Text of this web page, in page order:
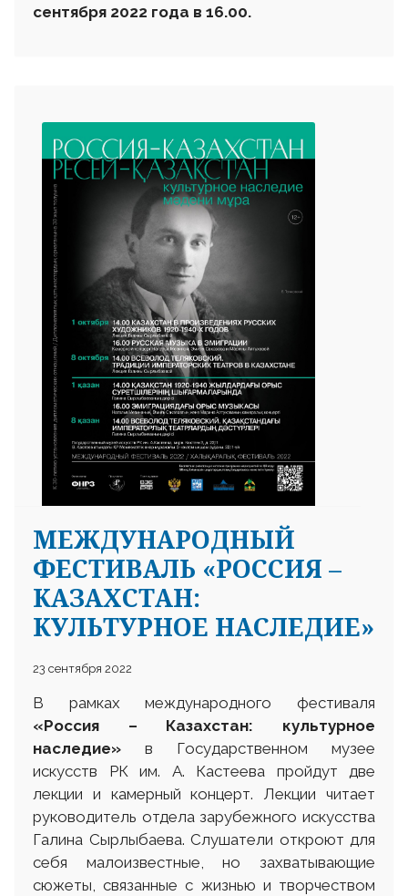
сентября 2022 года в 16.00.
МЕЖДУНАРОДНЫЙ
ФЕСТИВАЛЬ «РОССИЯ –
КАЗАХСТАН:
КУЛЬТУРНОЕ НАСЛЕДИЕ»
23 сентября 2022
В рамках международного фестиваля
«Россия – Казахстан: культурное
наследие» в Государственном музее
искусств РК им. А. Кастеева пройдут две
лекции и камерный концерт. Лекции читает
руководитель отдела зарубежного искусства
Галина Сырлыбаева. Слушатели откроют для
себя малоизвестные, но захватывающие
сюжеты, связанные с жизнью и творчеством